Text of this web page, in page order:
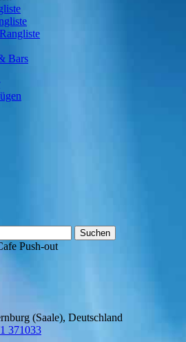
Bars
Push-out
(Saale), Deutschland
371033